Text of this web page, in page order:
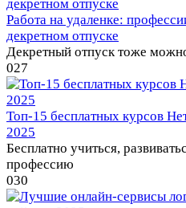
Работа на удаленке:
декретном отпуске
Декретный отпуск тоже
027
Топ-15 бесплатных курсов
2025
Бесплатно учиться,
профессию
030